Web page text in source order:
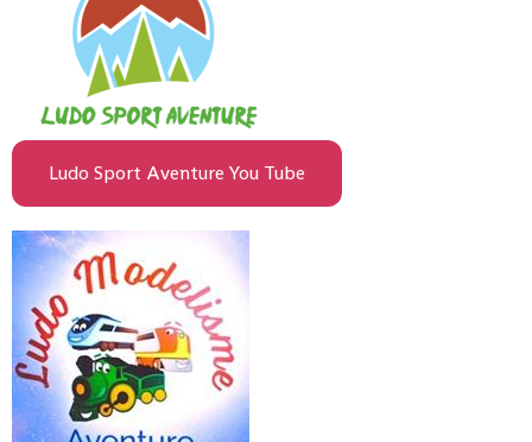
Ludo Sport Aventure You Tube